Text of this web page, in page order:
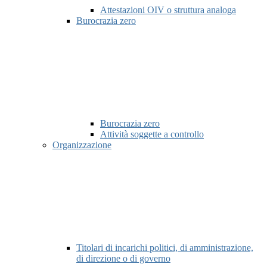
Attestazioni OIV o struttura analoga
Burocrazia zero
Burocrazia zero
Attività soggette a controllo
Organizzazione
Titolari di incarichi politici, di amministrazione,
di direzione o di governo